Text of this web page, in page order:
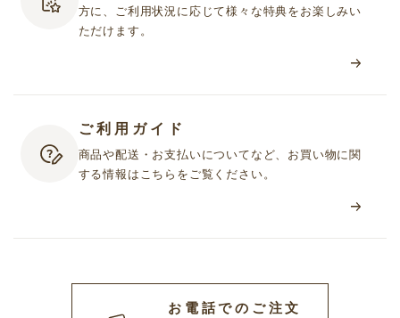
方に、ご利用状況に応じて様々な特典をお楽しみい
ただけます。
ご利用ガイド
商品や配送・お支払いについてなど、お買い物に関
する情報はこちらをご覧ください。
お電話でのご注文